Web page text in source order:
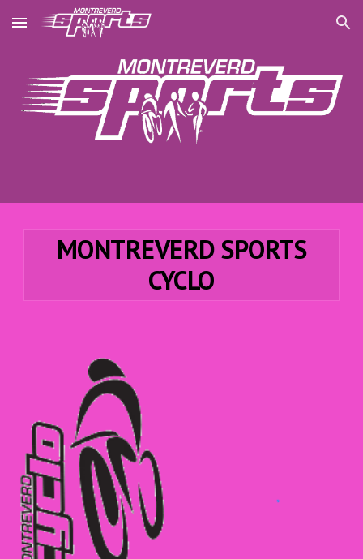
Skip to main content Skip to navigation
MONTREVERD SPORTS
CYCLO